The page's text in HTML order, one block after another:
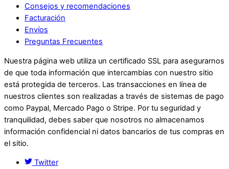
Consejos y recomendaciones
Facturación
Envíos
Preguntas Frecuentes
Nuestra página web utiliza un certificado SSL para asegurarnos
de que toda información que intercambias con nuestro sitio
está protegida de terceros. Las transacciones en línea de
nuestros clientes son realizadas a través de sistemas de pago
como Paypal, Mercado Pago o Stripe. Por tu seguridad y
tranquilidad, debes saber que nosotros no almacenamos
información confidencial ni datos bancarios de tus compras en
el sitio.
Twitter